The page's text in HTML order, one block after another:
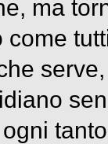
ma
come